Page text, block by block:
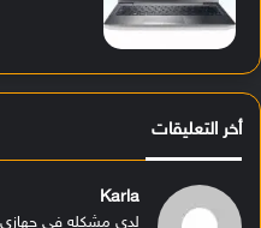
أخر التعليقات
Karla
لدي مشكله في جهازي